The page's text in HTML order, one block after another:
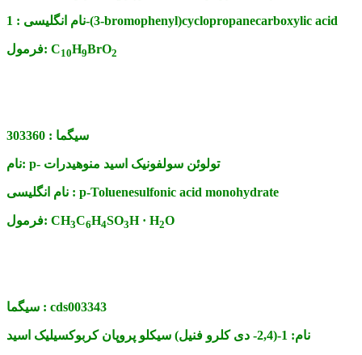
نام انگلیسی : 1-(3-bromophenyl)cyclopropanecarboxylic acid
فرمول: C10H9BrO2
سیگما : 303360
نام: p- تولوئن سولفونیک اسید منوهیدرات
نام انگلیسی : p-Toluenesulfonic acid monohydrate
فرمول: CH3C6H4SO3H · H2O
سیگما : cds003343
نام: 1-(2,4- دی کلرو فنیل) سیکلو پروپان کربوکسیلیک اسید